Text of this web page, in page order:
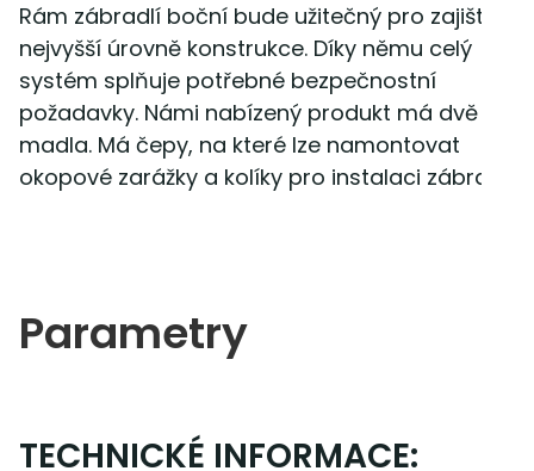
Rám zábradlí boční bude užitečný pro zajištění
nejvyšší úrovně konstrukce. Díky němu celý
systém splňuje potřebné bezpečnostní
požadavky. Námi nabízený produkt má dvě
madla. Má čepy, na které lze namontovat
okopové zarážky a kolíky pro instalaci zábradlí.
Parametry
TECHNICKÉ INFORMACE: